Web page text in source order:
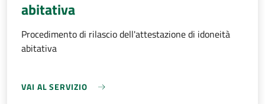
abitativa
Procedimento di rilascio dell'attestazione di idoneità
abitativa
VAI AL SERVIZIO